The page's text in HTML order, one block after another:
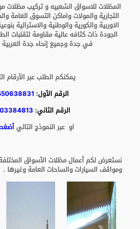
المظلات للاسواق الشعبيه و تركيب مظلات
التجارية والمولات واماكن التسوق العامة
الاوربية والكورية والوطنية والاسترالية
الجودة ذات كثافه عالية مقاومة لتقلبات
في جدة وجميع إنحاء جدة
يمكنكم الطلب عبر الأرقام
الرقم الأول:
الرقم الثاني:
او عبر النموذج التالي
نستعرض لكم أعمال مظلات الأسواق
ومواقف السيارات والساحات العامة وغيرها .